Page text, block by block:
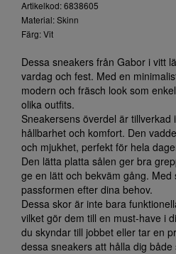
Artikelkod: 6838605
Material: Skinn
Färg: Vit
Dessa sneakers från Gabor i vitt
vardag och fest. Med en
modern och fräsch look som
olika outfits.
Sneakersens överdel är tillverkad
hållbarhet och komfort. Den
och mjukhet, perfekt för hela
Den lätta platta sålen ger bra
ge en lätt och bekväm gång.
passformen efter dina behov.
Dessa skor är inte bara
vilket gör dem till en must-have i
du skyndar till jobbet eller tar en
dessa sneakers att hålla dig